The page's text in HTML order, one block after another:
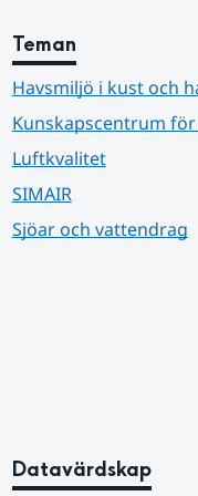
Teman
Havsmiljö i kust och
Kunskapscentrum
Luftkvalitet
SIMAIR
Sjöar och vattendrag
Datavärdskap